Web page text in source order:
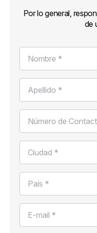
Por lo general,
de